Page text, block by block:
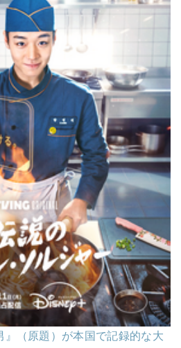
』（原題）が本国で記録的な大